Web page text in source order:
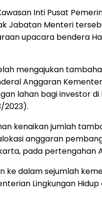
Inti Pusat
Jabatan Menteri
upacara bendera
mengajukan
Anggaran
lahan bagi investor di
2023).
kenaikan jumlah
anggaran
pada pertengahan
ke dalam sejumlah
Lingkungan